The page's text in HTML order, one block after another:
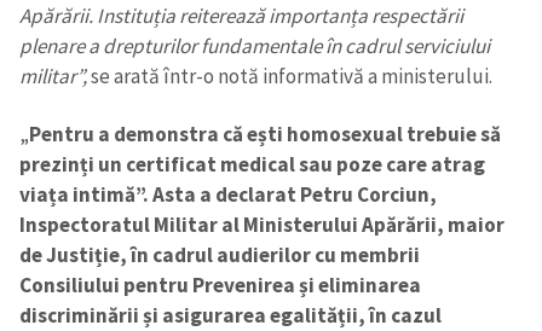
Apărării. Instituția reiterează importanța respectării
plenare a drepturilor fundamentale în cadrul serviciului
militar”,se arată într-o notă informativă a ministerului.
„Pentru a demonstra că ești homosexual trebuie să
prezinți un certificat medical sau poze care atrag
viața intimă”. Asta a declarat Petru Corciun,
Inspectoratul Militar al Ministerului Apărării, maior
de Justiție, în cadrul audierilor cu membrii
Consiliului pentru Prevenirea și eliminarea
discriminării și asigurarea egalității, în cazul